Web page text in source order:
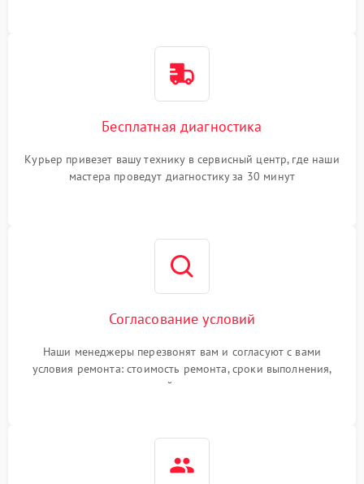
Бесплатная диагностика
Курьер привезет вашу технику в сервисный центр, где наши
мастера проведут диагностику за 30 минут
Согласование условий
Наши менеджеры перезвонят вам и согласуют с вами
условия ремонта: стоимость ремонта, сроки выполнения,
гарантийные условия